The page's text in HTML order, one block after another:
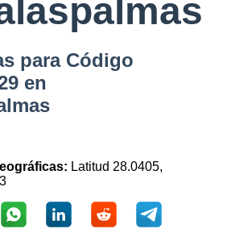
para Código
en
Latitud 28.0405,